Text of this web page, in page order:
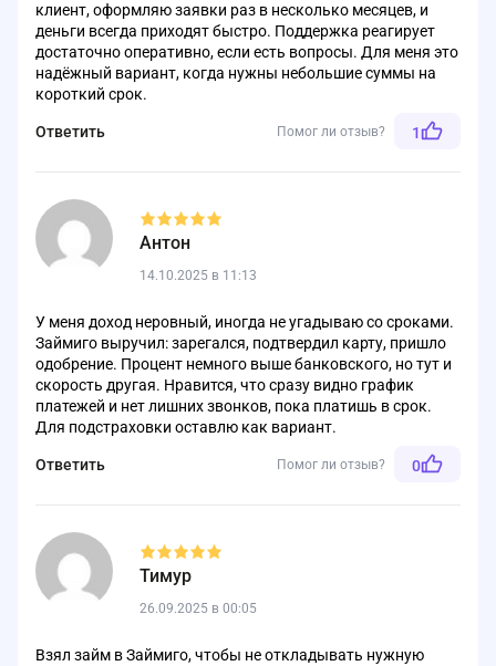
клиент, оформляю заявки раз в несколько месяцев, и
деньги всегда приходят быстро. Поддержка реагирует
достаточно оперативно, если есть вопросы. Для меня это
надёжный вариант, когда нужны небольшие суммы на
короткий срок.
Ответить Помог ли отзыв? 1
Антон
14.10.2025 в 11:13
У меня доход неровный, иногда не угадываю со сроками.
Займиго выручил: зарегался, подтвердил карту, пришло
одобрение. Процент немного выше банковского, но тут и
скорость другая. Нравится, что сразу видно график
платежей и нет лишних звонков, пока платишь в срок.
Для подстраховки оставлю как вариант.
Ответить Помог ли отзыв? 0
Тимур
26.09.2025 в 00:05
Взял займ в Займиго, чтобы не откладывать нужную